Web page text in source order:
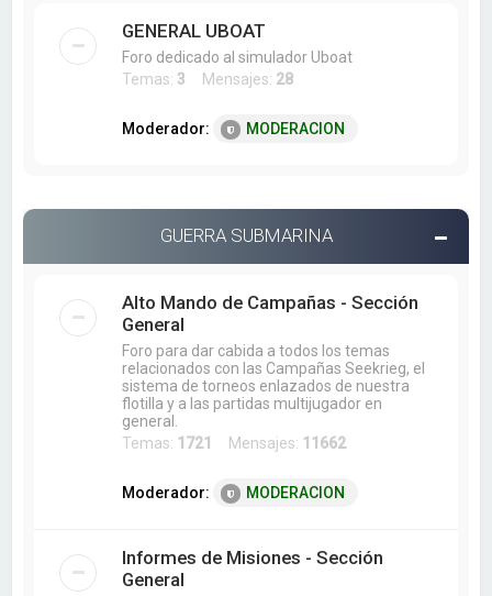
GENERAL UBOAT
Foro dedicado al simulador Uboat
Temas: 3 Mensajes: 28
Moderador: MODERACION
GUERRA SUBMARINA
Alto Mando de Campañas - Sección
General
Foro para dar cabida a todos los temas
relacionados con las Campañas Seekrieg, el
sistema de torneos enlazados de nuestra
flotilla y a las partidas multijugador en
general.
Temas: 1721 Mensajes: 11662
Moderador: MODERACION
Informes de Misiones - Sección
General